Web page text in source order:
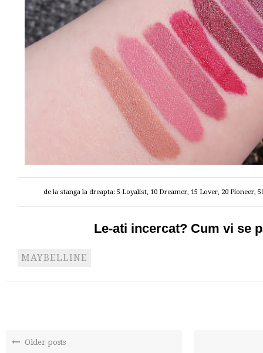
de la stanga la dreapta: 5 Loyalist, 10 Dreamer, 15 Lover, 20 Pioneer,
Le-ati incercat? Cum vi se
MAYBELLINE
Older posts